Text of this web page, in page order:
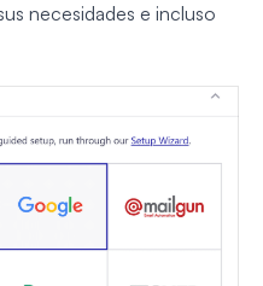
necesidades e incluso